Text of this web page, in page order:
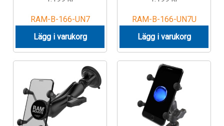
RAM-B-166-UN7
Lägg i varukorg
RAM-B-166-UN7U
Lägg i varukorg